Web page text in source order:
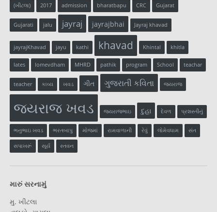
(ખીટલા) 2017 admission bharatbapu CRC Gujarat
Gujarati jalu jayraj jayrajbhai Jayraj khavad
jayrajKhavad jayu kathi khavad Khintal khitla
lates lomevdham MHRD pathik program School teachar
teacher કાવ્ય ખવડ ગીત ગુજરાતી કવિતા જયરાજ
જયરાજ ખવડ જયરાજભાઇ દુહા દેવળ પ્રશસ્તીનું
ભનુભાઇ ખવડ ભરતબાપુ મોજમાં રામવાળાની રેવું લોમેવધામ સંત
સપાખરૂં સૂર્ય સ્તવન
મારું સરનામું
મુ. ખીટલા